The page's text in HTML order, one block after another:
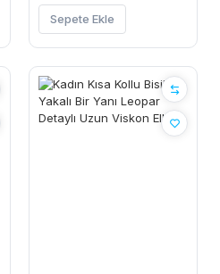
Sepete Ekle